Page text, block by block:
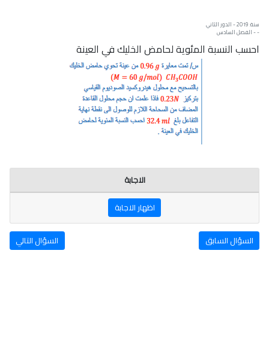
سنة: 2019 - الدور الثاني
- - الفصل السادس
احسب النسبة المئوية لحامض الخليك في العينة
الاجابة
اظهار الاجابة
السؤال السابق السؤال التالي